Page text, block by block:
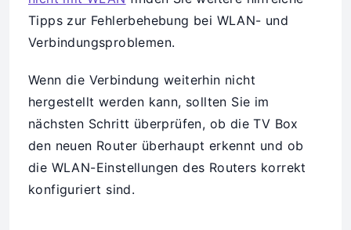
Tipps zur Fehlerbehebung bei WLAN- und
Verbindungsproblemen.
Wenn die Verbindung weiterhin nicht
hergestellt werden kann, sollten Sie im
nächsten Schritt überprüfen, ob die TV Box
den neuen Router überhaupt erkennt und ob
die WLAN-Einstellungen des Routers korrekt
konfiguriert sind.